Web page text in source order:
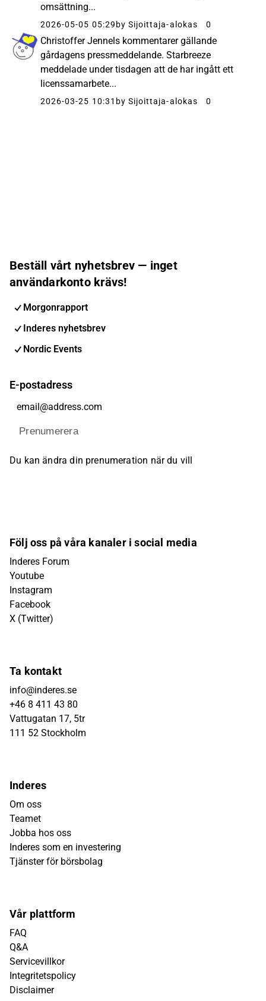
omsättning...
2026-05-05 05:29by Sijoittaja-alokas 0
Christoffer Jennels kommentarer gällande
gårdagens pressmeddelande. Starbreeze
meddelade under tisdagen att de har ingått ett
licenssamarbete...
2026-03-25 10:31 by Sijoittaja-alokas 0
Beställ vårt nyhetsbrev — inget
användarkonto krävs!
Morgonrapport
Inderes nyhetsbrev
Nordic Events
E-postadress
Prenumerera
Du kan ändra din prenumeration när du vill
Följ oss på våra kanaler i social media
Inderes Forum
Youtube
Instagram
Facebook
X (Twitter)
Ta kontakt
info@inderes.se
+46 8 411 43 80
Vattugatan 17, 5tr
111 52 Stockholm
Inderes
Om oss
Teamet
Jobba hos oss
Inderes som en investering
Tjänster för börsbolag
Vår plattform
FAQ
Q&A
Servicevillkor
Integritetspolicy
Disclaimer